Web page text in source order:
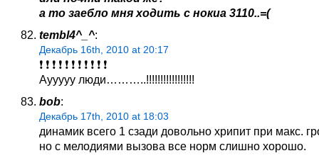
а то заебло мня ходить с нокиа 3110..=(
tembl4^_^:
Декабрь 16th, 2010 at 20:17
❗ ❗ ❗ ❗ ❗ ❗ ❗ ❗ ❗ ❗ ❗
Аууууу люди………..!!!!!!!!!!!!!!!!!
bob:
Декабрь 17th, 2010 at 18:03
динамик всего 1 сзади довольно хрипит при макс.
но с мелодиями вызова все норм слишно хорошо.